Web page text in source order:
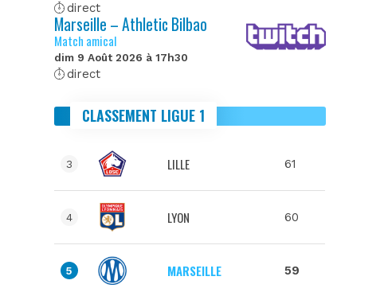
direct
Marseille – Athletic Bilbao
Match amical
dim 9 Août 2026 à 17h30
direct
CLASSEMENT LIGUE 1
3 LILLE 61
4 LYON 60
5 MARSEILLE 59